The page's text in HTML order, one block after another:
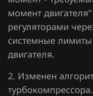
MAN
Maserati
Mazda
MG
момент
регуляторами
системные
двигателя.
2. Изменен
турбокомпрессора.